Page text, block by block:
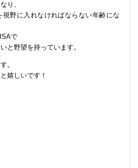
り、
野に入れなければならない年齢にな
で
と野望を持っています。
。
嬉しいです！